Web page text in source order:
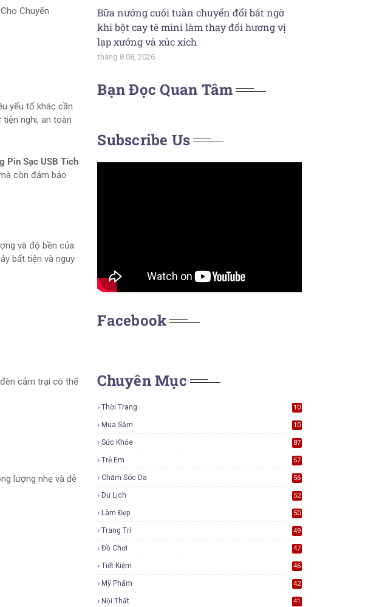
Chuyến
yếu tố khác cần
nghi, an toàn
Pin Sạc USB Tích
còn đảm bảo
và độ bền của
bất tiện và nguy
cắm trại có thể
lượng nhẹ và dễ
Bữa nướng cuối tuần chuyển đổi bất ngờ
khi bột cay tê mini làm thay đổi hương vị
lạp xưởng và xúc xích
tháng 8 08, 2026
Bạn Đọc Quan Tâm
Subscribe Us
Facebook
Chuyên Mục
Thời Trang
10
Mua Sắm
10
Sức Khỏe 87
Trẻ Em 57
Chăm Sóc Da 56
Du Lịch 52
Làm Đẹp 50
Trang Trí 49
Đồ Chơi 47
Tiết Kiệm 46
Mỹ Phẩm 42
Nội Thất 41